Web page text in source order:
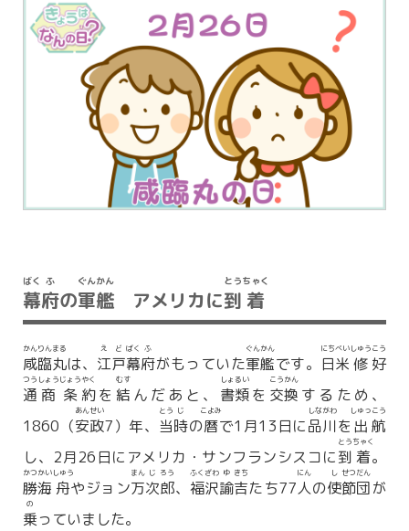
幕
ばく
府
ふ
の軍
ぐん
艦
かん
アメリカに到
とう
着
ちゃく
咸
かん
臨
りん
丸
まる
は、 江
え
戸
ど
幕
ばく
府
ふ
がもっていた軍
ぐん
艦
かん
です。 日
にち
米
べい
修
しゅう
好
こう
通
つう
商
しょう
条
じょう
約
やく
を 結
むす
んだあと、 書
しょ
類
るい
を 交
こう
換
かん
するため、
1860（安
あん
政
せい
7）年、 当
とう
時
じ
の暦
こよみ
で1月13日に品
しな
川
がわ
を 出
しゅっ
航
こう
し、2月26日にアメリカ・サンフランシスコに到
とう
着
ちゃく
。
勝
かつ
海
かい
舟
しゅう
やジョン万
まん
次
じ
郎
ろう
、 福
ふく
沢
ざわ
諭
ゆ
吉
きち
たち77人
にん
の使
し
節
せつ
団
だん
が
乗
の
っていました。